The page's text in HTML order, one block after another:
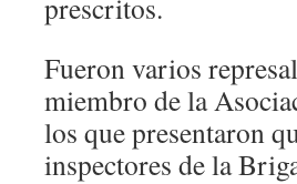
prescritos.
Fueron varios
miembro de la
los que presentaron
inspectores de la